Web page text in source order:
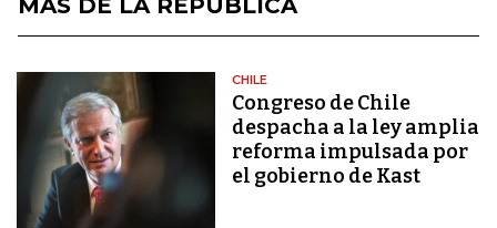
MÁS DE LA REPÚBLICA
CHILE
Congreso de Chile
despacha a la ley amplia
reforma impulsada por
el gobierno de Kast